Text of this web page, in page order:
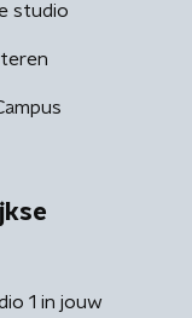
studio
1 in jouw